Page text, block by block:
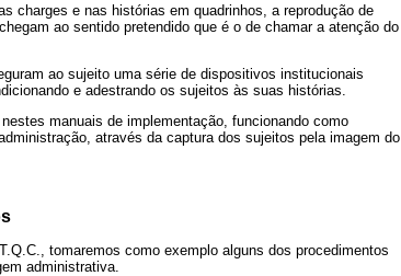
charges e nas histórias em quadrinhos, a reprodução de
ao sentido pretendido que é o de chamar a atenção do
ao sujeito uma série de dispositivos institucionais
e adestrando os sujeitos às suas histórias.
manuais de implementação, funcionando como
através da captura dos sujeitos pela imagem do
tomaremos como exemplo alguns dos procedimentos
administrativa.